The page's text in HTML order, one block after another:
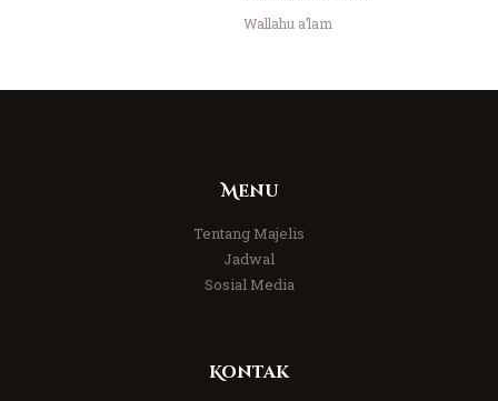
Wallahu a’lam
Menu
Tentang Majelis
Jadwal
Sosial Media
Kontak